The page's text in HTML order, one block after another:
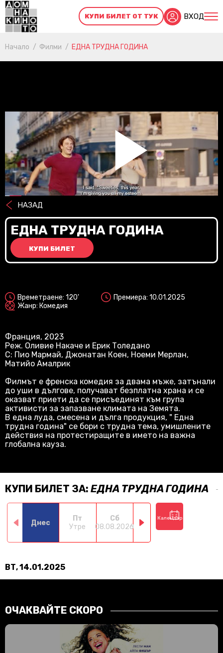
КУПИ БИЛЕТ ОТ ТУК ВХОД
Начало Филми ЕДНА ТРУДНА ГОДИНА
НАЗАД
ЕДНА ТРУДНА ГОДИНА
КУПИ БИЛЕТ
Времетраене: 120'
Премиера: 10.01.2025
Жанр: Комедия
Франция, 2023
Реж. Оливие Накаче и Ерик Толедано
С: Пио Мармай, Джонатан Коен, Ноеми Мерлан,
Матийо Амалрик
Филмът е френска комедия за двама мъже, затънали
до уши в дългове, получават безплатна храна и се
оказват приети да се присъединят към група
активисти за запазване климата на Земята.
В една луда, смесена и дълга продукция, " Една
трудна година" се бори с трудна тема, умишлените
действия на протестиращите в името на важна
глобална кауза.
КУПИ БИЛЕТ ЗА: ЕДНА ТРУДНА ГОДИНА
Днес
Пт
Утре
Сб
08.08.202609.08.2026
10.08.2026
Календар
ВТ, 14.01.2025
ОЧАКВАЙТЕ СКОРО